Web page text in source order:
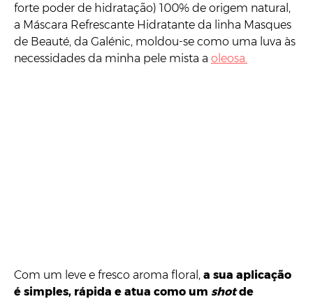
forte poder de hidratação) 100% de origem natural,
a Máscara Refrescante Hidratante da linha Masques
de Beauté, da Galénic, moldou-se como uma luva às
necessidades da minha pele mista a oleosa.
Com um leve e fresco aroma floral, a sua aplicação
é simples, rápida e atua como um shotde